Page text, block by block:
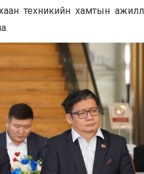
техникийн хамтын